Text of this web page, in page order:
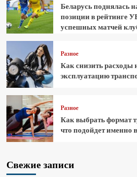
Беларусь поднялась
позиции в рейтинге
успешных матчей
Разное
Как снизить расходы
эксплуатацию
Разное
Как выбрать формат
что подойдет именно
Свежие записи